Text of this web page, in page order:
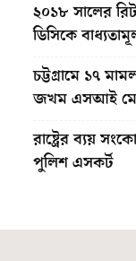
২০১৮ সালের
ডিসিকে
চট্টগ্রামে ১৭
জখম এসআই
রাষ্ট্রের ব্যয়
পুলিশ এসকর্ট